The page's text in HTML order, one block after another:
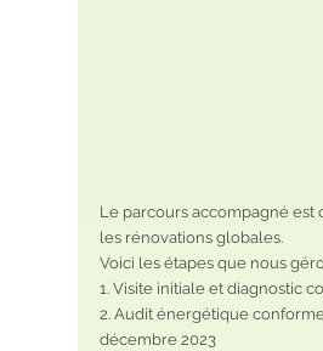
Le parcours accompagné est
les rénovations globales.
Voici les étapes que nous
1. Visite initiale et diagnostic
2. Audit énergétique
décembre 2023